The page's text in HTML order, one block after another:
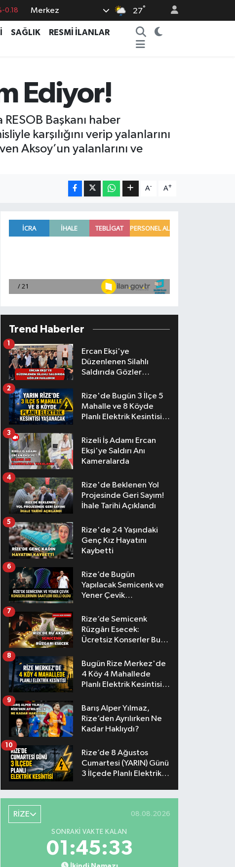
Merkez 27°
SAĞLIK
RESMİ İLANLAR
Ediyor!
Başkanı haber
karşılığını verip yalanlarını
Aksoy’un yalanlarını ve
A- A+
Trend Haberler
Ercan Ekşi'ye
Düzenlenen Silahlı
Saldırıda Gözler
1
Rize'de Bugün 3 İlçe 5
Mahalle ve 8 Köyde
Planlı Elektrik Kesintisi
2
Rizeli İş Adamı Ercan
Ekşi'ye Saldırı Anı
Kameralarda
3
Rize'de Beklenen Yol
Projesinde Geri Sayım!
İhale Tarihi Açıklandı
4
Rize'de 24 Yaşındaki
Genç Kız Hayatını
Kaybetti
5
Rize’de Bugün
Yapılacak Semicenk ve
Yener Çevik
Belli Oldu
6
Rize’de Semicenk
Rüzgârı Esecek:
Ücretsiz Konserler Bu
7
Bugün Rize Merkez'de
4 Köy 4 Mahallede
Planlı Elektrik Kesintisi
8
Barış Alper Yılmaz,
Rize’den Ayrılırken Ne
Kadar Haklıydı?
9
Rize’de 8 Ağustos
Cumartesi (YARIN) Günü
3 İlçede Planlı Elektrik
10
RİZE 08.08.2026
SONRAKI VAKTE KALAN
01:45:32